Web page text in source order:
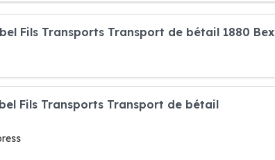
Fils Transports Transport de bétail 1880 Bex
Fils Transports Transport de bétail